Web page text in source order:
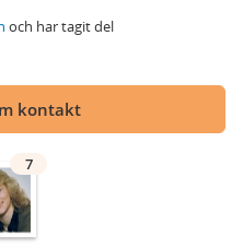
och har tagit del
kontakt
7